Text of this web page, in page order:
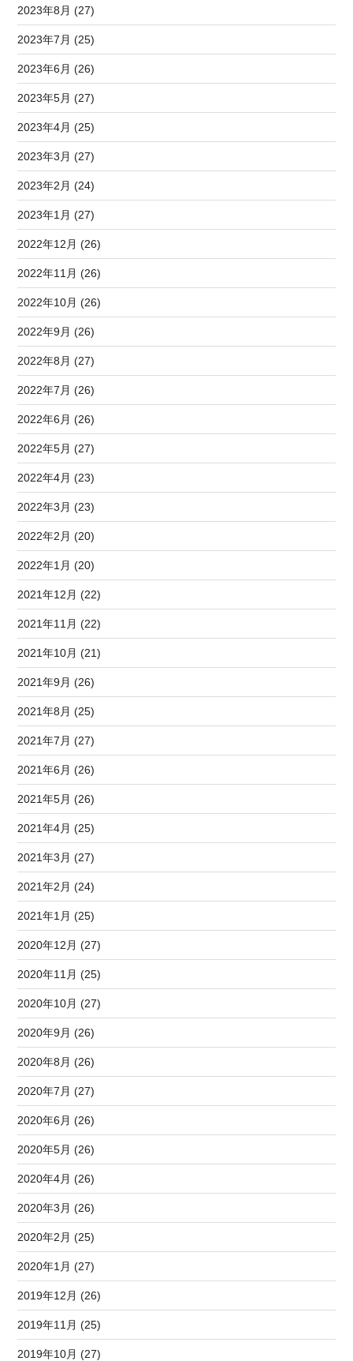
2023年8月 (27)
2023年7月 (25)
2023年6月 (26)
2023年5月 (27)
2023年4月 (25)
2023年3月 (27)
2023年2月 (24)
2023年1月 (27)
2022年12月 (26)
2022年11月 (26)
2022年10月 (26)
2022年9月 (26)
2022年8月 (27)
2022年7月 (26)
2022年6月 (26)
2022年5月 (27)
2022年4月 (23)
2022年3月 (23)
2022年2月 (20)
2022年1月 (20)
2021年12月 (22)
2021年11月 (22)
2021年10月 (21)
2021年9月 (26)
2021年8月 (25)
2021年7月 (27)
2021年6月 (26)
2021年5月 (26)
2021年4月 (25)
2021年3月 (27)
2021年2月 (24)
2021年1月 (25)
2020年12月 (27)
2020年11月 (25)
2020年10月 (27)
2020年9月 (26)
2020年8月 (26)
2020年7月 (27)
2020年6月 (26)
2020年5月 (26)
2020年4月 (26)
2020年3月 (26)
2020年2月 (25)
2020年1月 (27)
2019年12月 (26)
2019年11月 (25)
2019年10月 (27)